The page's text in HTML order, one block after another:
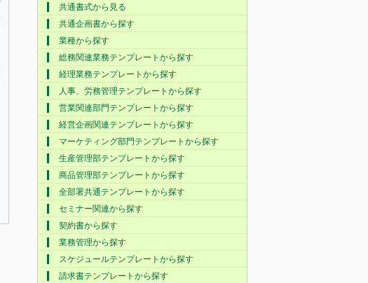
共通書式から見る
共通企画書から探す
業種から探す
総務関連業務テンプレートから探す
経理業務テンプレートから探す
人事、労務管理テンプレートから探す
営業関連部門テンプレートから探す
経営企画関連テンプレートから探す
マーケティング部門テンプレートから探す
生産管理部テンプレートから探す
商品管理部テンプレートから探す
全部署共通テンプレートから探す
セミナー関連から探す
契約書から探す
業務管理から探す
スケジュールテンプレートから探す
請求書テンプレートから探す